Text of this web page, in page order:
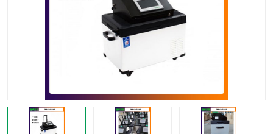
LB-7035油气回收
便携式超声波明渠流量计
LB-4200高锰酸盐指数仪 LB-62便携式烟气分析仪
烟尘烟气设备 大气采样器
粉尘设备